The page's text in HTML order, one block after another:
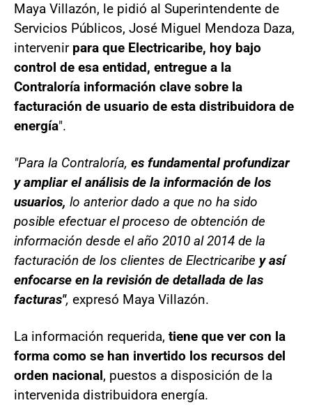
Maya Villazón, le pidió al Superintendente de
Servicios Públicos, José Miguel Mendoza Daza,
intervenir para que Electricaribe, hoy bajo
control de esa entidad, entregue a la
Contraloría información clave sobre la
facturación de usuario de esta distribuidora de
energía".
"Para la Contraloría, es fundamental profundizar
y ampliar el análisis de la información de los
usuarios, lo anterior dado a que no ha sido
posible efectuar el proceso de obtención de
información desde el año 2010 al 2014 de la
facturación de los clientes de Electricaribe y así
enfocarse en la revisión de detallada de las
facturas", expresó Maya Villazón.
La información requerida, tiene que ver con la
forma como se han invertido los recursos del
orden nacional, puestos a disposición de la
intervenida distribuidora energía.